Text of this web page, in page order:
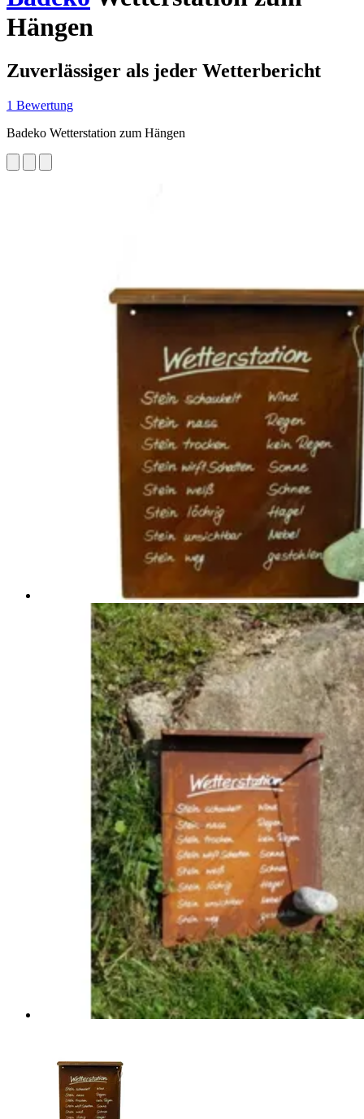
Hängen
Zuverlässiger als jeder Wetterbericht
1 Bewertung
Badeko Wetterstation zum Hängen